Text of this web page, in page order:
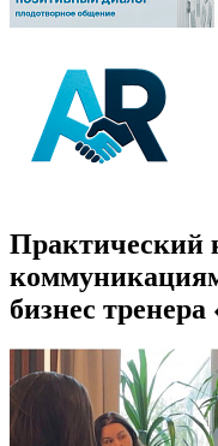
Практический
бизнес тренера